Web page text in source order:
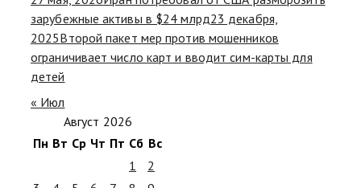
зарубежные активы в $24 млрд23 декабря,
2025Второй пакет мер против мошенников
ограничивает число карт и вводит сим-карты для
детей
« Июл
Август 2026
Пн Вт Ср Чт Пт Сб Вс
1
2